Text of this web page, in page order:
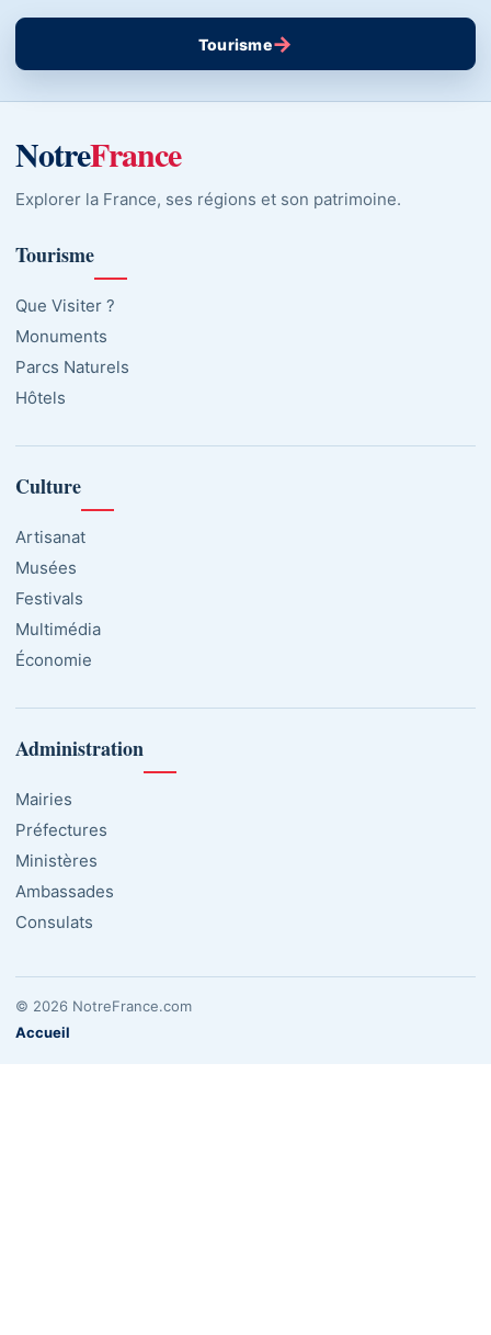
Tourisme→
NotreFrance
Explorer la France, ses régions et son patrimoine.
Tourisme
Que Visiter ?
Monuments
Parcs Naturels
Hôtels
Culture
Artisanat
Musées
Festivals
Multimédia
Économie
Administration
Mairies
Préfectures
Ministères
Ambassades
Consulats
© 2026 NotreFrance.com
Accueil